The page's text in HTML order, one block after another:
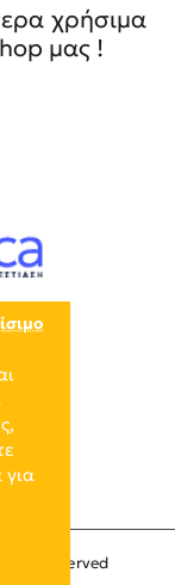
για
χρήσιμα
μας !
Reserved